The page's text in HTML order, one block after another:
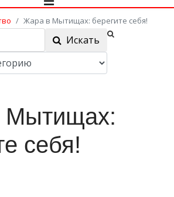
Жара в Мытищах: берегите себя!
Искать
Мытищах:
себя!